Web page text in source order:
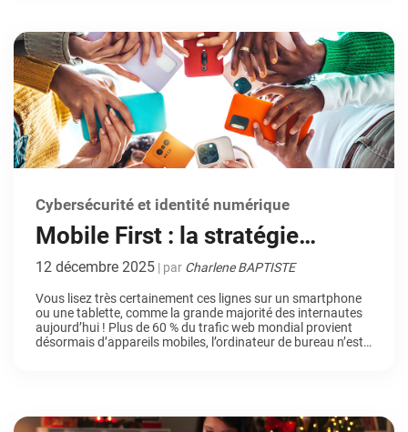
Cybersécurité et identité numérique
Mobile First : la stratégie
incontournable pour un site
web performant et bien
référencé
12 décembre 2025 | par Charlene BAPTISTE
Vous lisez très certainement ces lignes sur un smartphone
ou une tablette, comme la grande majorité des internautes
aujourd’hui ! Plus de 60 % du trafic web mondial provient
désormais d’appareils mobiles, l’ordinateur de bureau n’est